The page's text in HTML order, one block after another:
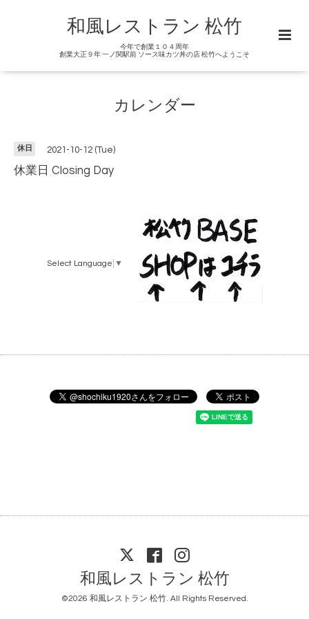
和風レストラン 松竹
今年で創業１０４周年
創業大正９年 一ノ関駅前 ソース味カツ丼の店 松竹へようこそ
カレンダー
休日 2021-10-12 (Tue)
休業日 Closing Day
Select Language ▼
和風レストラン 松竹
©2026 和風レストラン 松竹. All Rights Reserved.